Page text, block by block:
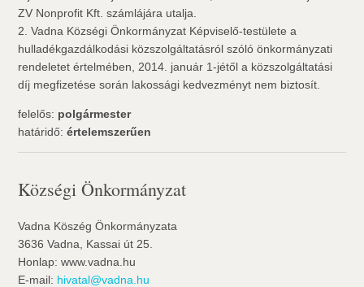
ZV Nonprofit Kft. számlájára utalja.
2. Vadna Községi Önkormányzat Képviselő-testülete a
hulladékgazdálkodási közszolgáltatásról szóló önkormányzati
rendeletet értelmében, 2014. január 1-jétől a közszolgáltatási
díj megfizetése során lakossági kedvezményt nem biztosít.
felelős: polgármester
határidő:értelemszerűen
Községi Önkormányzat
Vadna Köszég Önkormányzata
3636 Vadna, Kassai út 25.
Honlap: www.vadna.hu
E-mail: hivatal@vadna.hu